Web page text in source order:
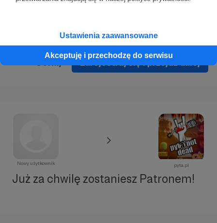
Ustawienia zaawansowane
Akceptuję i przechodzę do serwisu
Zarejestruj się i przejdź dalej
Nowy użytkownik pyta.pl
Już za chwilę zostaniesz Patronem!